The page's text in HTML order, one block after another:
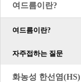
여드름이란?
여드름이란?
자주접하는 질문
화농성 한선염